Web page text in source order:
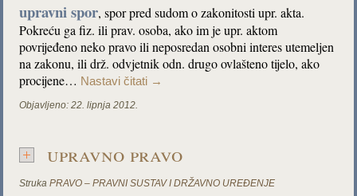
upravni spor, spor pred sudom o zakonitosti upr. akta.
Pokreću ga fiz. ili prav. osoba, ako im je upr. aktom
povrijeđeno neko pravo ili neposredan osobni interes utemeljen
na zakonu, ili drž. odvjetnik odn. drugo ovlašteno tijelo, ako
procijene… Nastavi čitati →
Objavljeno: 22. lipnja 2012.
upravno pravo
Struka PRAVO – PRAVNI SUSTAV I DRŽAVNO UREĐENJE